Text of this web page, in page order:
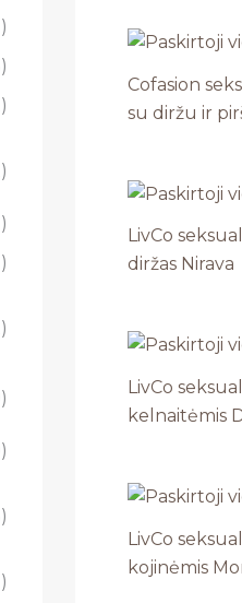
Cofasion
su diržu ir
LivCo
diržas Nirava
LivCo
kelnaitėmis
LivCo
kojinėmis